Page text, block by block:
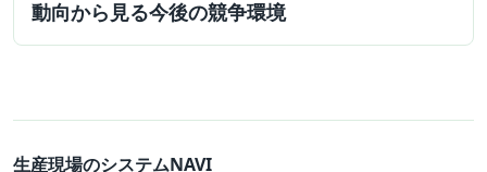
動向から見る今後の競争環境
生産現場のシステムNAVI